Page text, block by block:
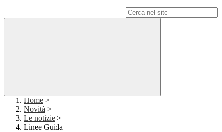
Home >
Novità >
Le notizie >
Linee Guida